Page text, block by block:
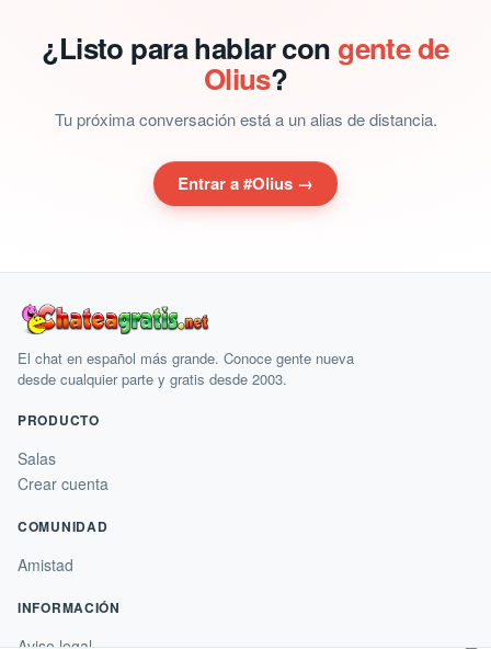
¿Listo para hablar con gente de
Olius?
Tu próxima conversación está a un alias de distancia.
Entrar a #Olius →
El chat en español más grande. Conoce gente nueva
desde cualquier parte y gratis desde 2003.
PRODUCTO
Salas
Crear cuenta
COMUNIDAD
Amistad
INFORMACIÓN